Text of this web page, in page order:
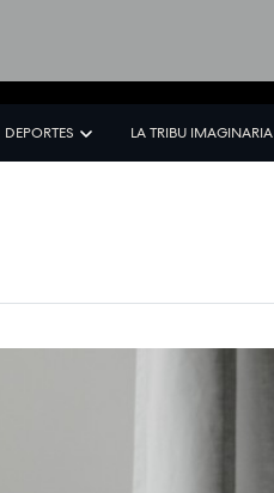
DEPORTES LA TRIBU IMAGINARIA